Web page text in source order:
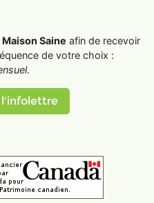
Saine afin de recevoir
de votre choix :
.
l'infolettre